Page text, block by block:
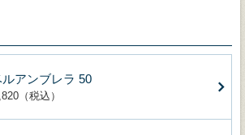
ルアンブレラ 50
（税込）